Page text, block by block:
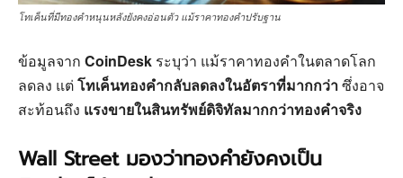
โทเค็นที่มีทองคำหนุนหลังยังคงอ่อนตัว แม้ราคาทองคำปรับฐาน
ข้อมูลจาก CoinDesk ระบุว่า แม้ราคาทองคำในตลาดโลก
ลดลง แต่โทเค็นทองคำกลับลดลงในอัตราที่มากกว่าซึ่งอาจ
สะท้อนถึง แรงขายในสินทรัพย์ดิจิทัลมากกว่าทองคำจริง
Wall Street มองว่าทองคำยังคงเป็น